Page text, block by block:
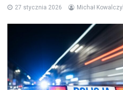
27 stycznia 2026 Michał